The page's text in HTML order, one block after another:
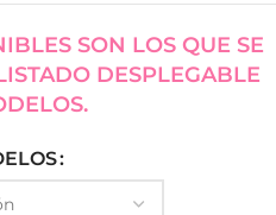
SON LOS QUE SE
DESPLEGABLE